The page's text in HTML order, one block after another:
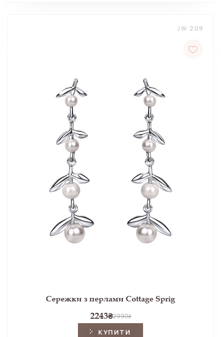
JW 209
Сережки з перлами Cottage Sprig
2243₴2990₴
КУПИТИ